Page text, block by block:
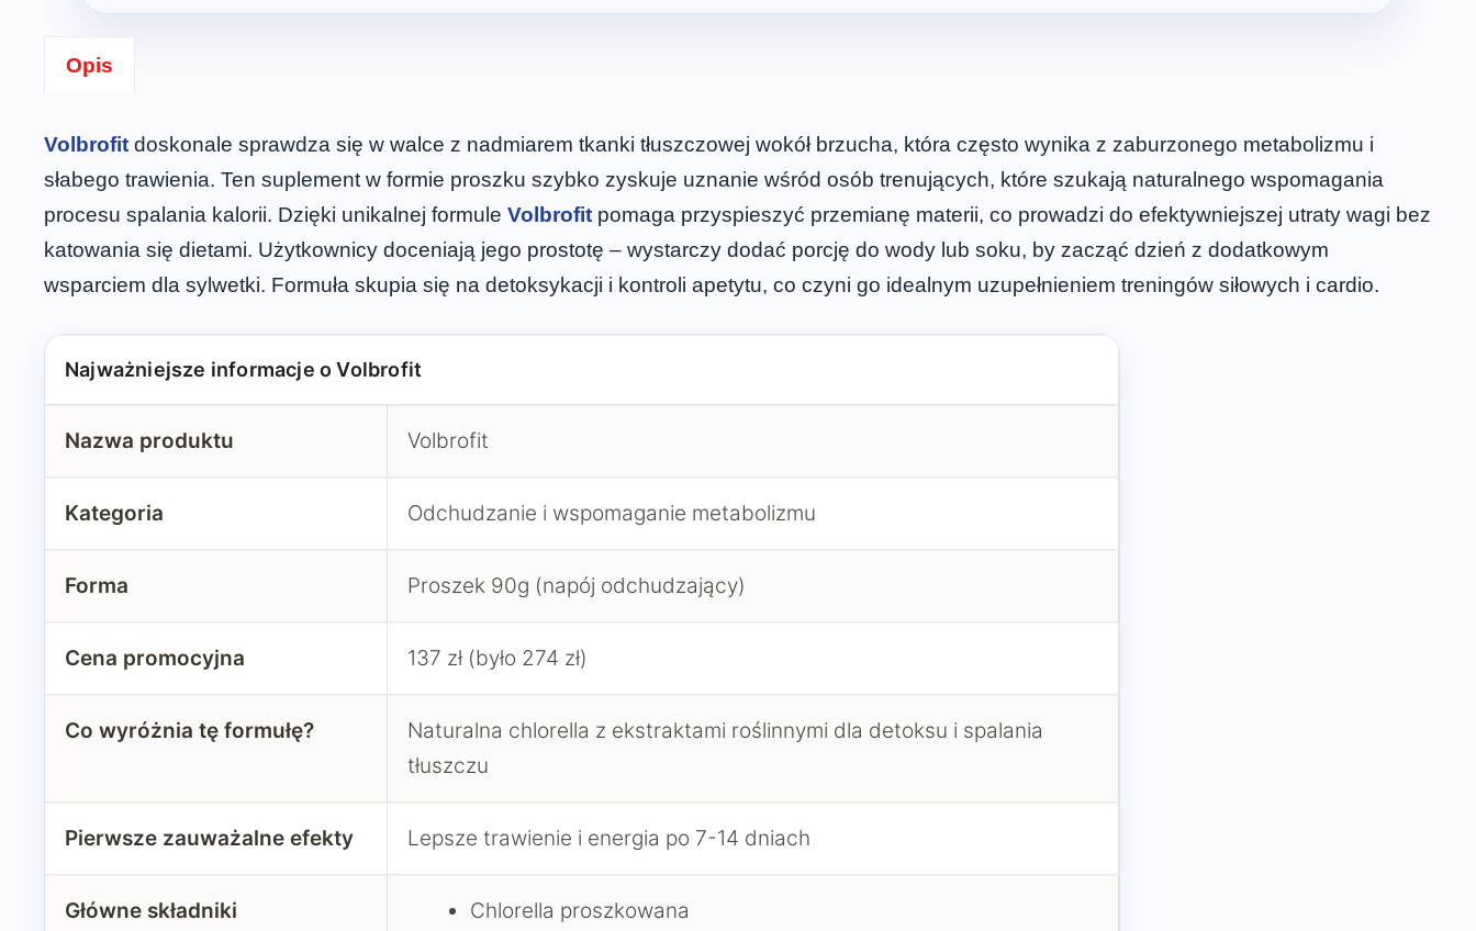
Opis
Volbrofit doskonale sprawdza się w walce z nadmiarem tkanki tłuszczowej wokół brzucha, która często wynika z zaburzonego metabolizmu i
słabego trawienia. Ten suplement w formie proszku szybko zyskuje uznanie wśród osób trenujących, które szukają naturalnego wspomagania
procesu spalania kalorii. Dzięki unikalnej formule Volbrofit pomaga przyspieszyć przemianę materii, co prowadzi do efektywniejszej utraty wagi bez
katowania się dietami. Użytkownicy doceniają jego prostotę – wystarczy dodać porcję do wody lub soku, by zacząć dzień z dodatkowym
wsparciem dla sylwetki. Formuła skupia się na detoksykacji i kontroli apetytu, co czyni go idealnym uzupełnieniem treningów siłowych i cardio.
Najważniejsze informacje o Volbrofit
Nazwa produktu Volbrofit
Kategoria Odchudzanie i wspomaganie metabolizmu
Forma Proszek 90g (napój odchudzający)
Cena promocyjna 137 zł (było 274 zł)
Co wyróżnia tę formułę?
Naturalna chlorella z ekstraktami roślinnymi dla detoksu i spalania
tłuszczu
Pierwsze zauważalne efekty Lepsze trawienie i energia po 7-14 dniach
Główne składniki
Chlorella proszkowana